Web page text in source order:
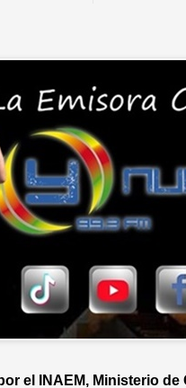
el INAEM, Ministerio de